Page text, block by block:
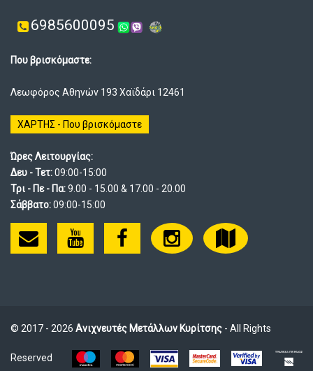
6985600095
Που βρισκόμαστε:
Λεωφόρος Αθηνών 193 Χαϊδάρι 12461
ΧΑΡΤΗΣ - Που βρισκόμαστε
Ώρες Λειτουργίας:
Δευ - Τετ:09:00-15:00
Τρι - Πε - Πα:9.00 - 15.00 & 17.00 - 20.00
Σάββατο:09:00-15:00
© 2017 - 2026 Ανιχνευτές Μετάλλων Κυρίτσης - All Rights
Reserved